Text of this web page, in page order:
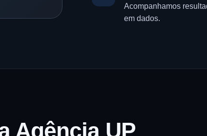
Acompanhamos
em dados.
Agência UP